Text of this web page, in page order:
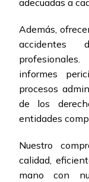
adecuadas a
Además,
accidentes
informes
procesos
de los
entidades
Nuestro
calidad,
mano con